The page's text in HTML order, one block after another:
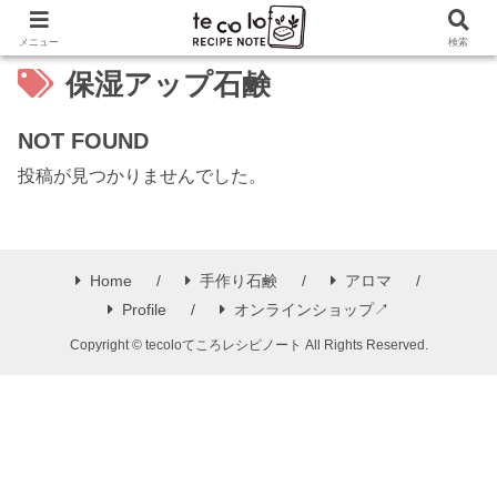
保湿アップ石鹸
NOT FOUND
投稿が見つかりませんでした。
Home 手作り石鹸
アロマ
Profile
オンラインショップ↗
Copyright © tecoloてころレシピノート All Rights Reserved.
メニュー 検索